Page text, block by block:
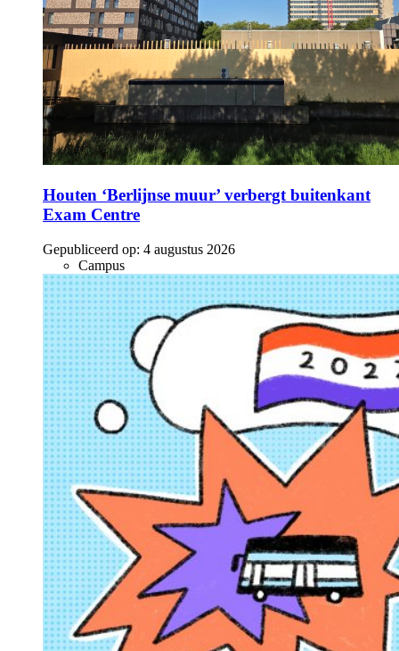
Houten ‘Berlijnse muur’ verbergt buitenkant
Exam Centre
Gepubliceerd op: 4 augustus 2026
Campus